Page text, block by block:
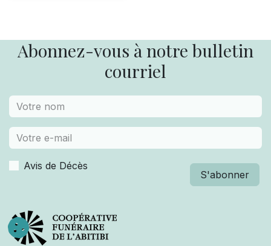
Abonnez-vous à notre bulletin
courriel
Avis de Décès
S'abonner